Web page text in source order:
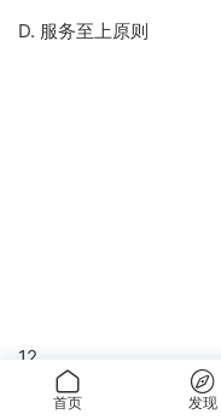
D. 服务至上原则
12.
中国农村贫困人口越来
首页 发现